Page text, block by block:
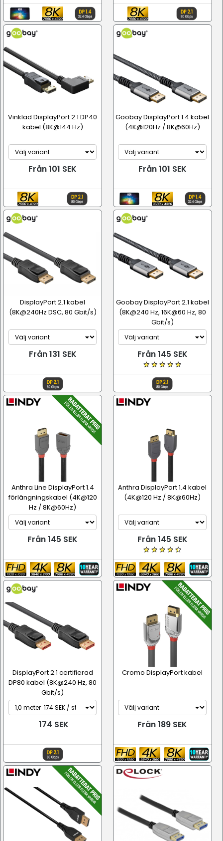
Vinklad DisplayPort 2.1 DP40
kabel (8K@144 Hz)
Från 101 SEK
Goobay DisplayPort 1.4 kabel
(4K@120Hz / 8K@60Hz)
Från 101 SEK
DisplayPort 2.1 kabel
(8K@240Hz DSC, 80 Gbit/s)
Från 131 SEK
Goobay DisplayPort 2.1 kabel
(8K@240 Hz, 16K@60 Hz, 80
Gbit/s)
Från 145 SEK
Anthra Line DisplayPort 1.4
förlängningskabel (4K@120
Hz / 8K@60Hz)
Från 145 SEK
Anthra DisplayPort 1.4 kabel
(4K@120 Hz / 8K@60Hz)
Från 145 SEK
DisplayPort 2.1 certifierad
DP80 kabel (8K@240 Hz, 80
Gbit/s)
174 SEK
Cromo DisplayPort kabel
Från 189 SEK